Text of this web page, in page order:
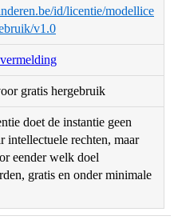
id/licentie/modellice
v1.0
gratis hergebruik
doet de instantie geen
intellectuele rechten, maar
eender welk doel
gratis en onder minimale